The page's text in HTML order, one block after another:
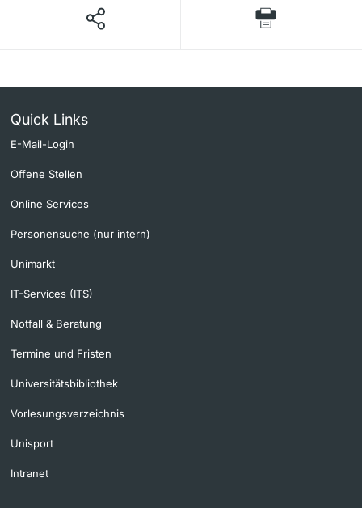
Quick Links
E-Mail-Login
Offene Stellen
Online Services
Personensuche (nur intern)
Unimarkt
IT-Services (ITS)
Notfall & Beratung
Termine und Fristen
Universitätsbibliothek
Vorlesungsverzeichnis
Unisport
Intranet